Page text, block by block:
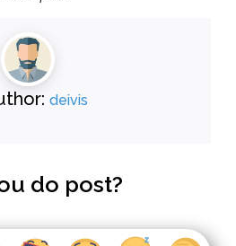
deivis
do post?